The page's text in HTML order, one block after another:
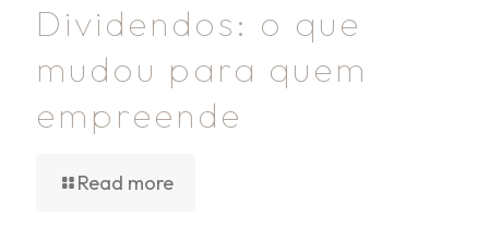
Dividendos: o que
mudou para quem
empreende
Read more